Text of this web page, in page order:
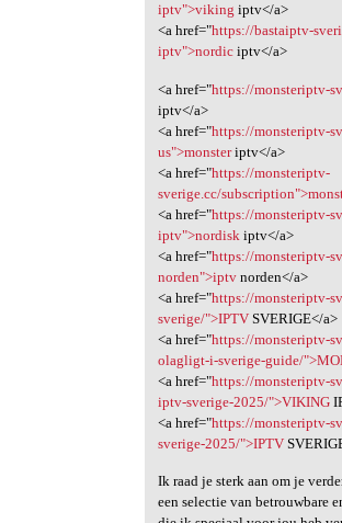
iptv">viking iptv</a>
<a href="https://bastaiptv-
iptv">nordiciptv</a>
<a href="https://monsteriptv-
iptv</a>
<a href="https://monsteriptv-
us">monsteriptv</a>
<a href="https://monsteriptv-
sverige.cc/
<a href="https://monsteriptv-
iptv">nordisk iptv</a>
<a href="https://monsteriptv-
norden">iptvnorden</a>
<a href="https://monsteriptv-
sverige/">IPTVSVERIGE</a>
<a href="https://monsteriptv-
olagligt-i-sverige-guide/
<a href="https://monsteriptv-
iptv-sverige-2025/">VIKING
<a href="https://monsteriptv-
sverige-2025/">IPTV
Ik raad je sterk aan om je
een selectie van betrouwbare